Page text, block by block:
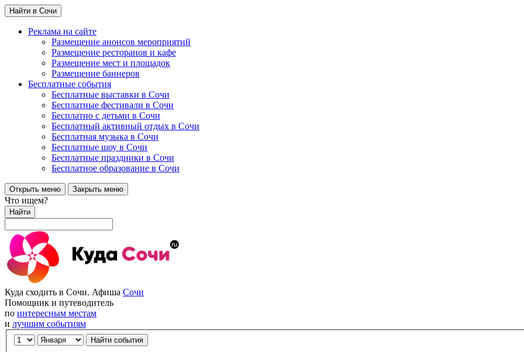
Найти в Сочи
Реклама на сайте
Размещение анонсов мероприятий
Размещение ресторанов и кафе
Размещение мест и площадок
Размещение баннеров
Бесплатные события
Бесплатные выставки в Сочи
Бесплатные фестивали в Сочи
Бесплатно с детьми в Сочи
Бесплатный активный отдых в Сочи
Бесплатная музыка в Сочи
Бесплатные шоу в Сочи
Бесплатные праздники в Сочи
Бесплатное образование в Сочи
Открыть меню Закрыть меню
Что ищем?
Найти
Куда сходить в Сочи. Афиша Сочи
Помощник и путеводитель
по интересным местам
и лучшим событиям